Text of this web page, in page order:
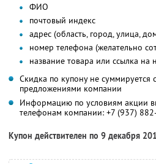
ФИО
почтовый индекс
адрес (область, город, улица,
номер телефона (желательно
название товара или ссылка на
Скидка по купону не суммируется
предложениями компании
Информацию по условиям акции
телефонам компании: +7 (937)
Купон действителен по 9 декабря